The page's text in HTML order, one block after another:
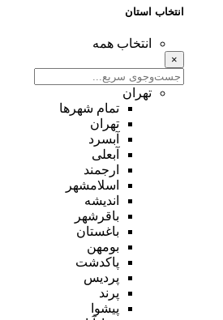
انتخاب استان
انتخاب همه
×
تهران
تمام شهر‌ها
تهران
آبسرد
آبعلی
ارجمند
اسلامشهر
اندیشه
باقرشهر
باغستان
بومهن
پاکدشت
پردیس
پرند
پیشوا